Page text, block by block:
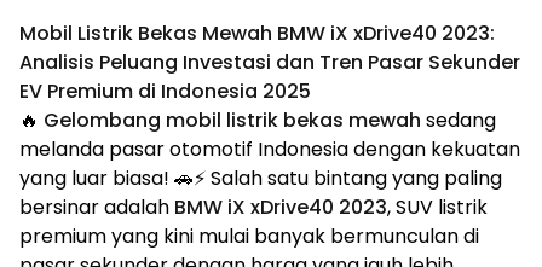
Mobil Listrik Bekas Mewah BMW iX xDrive40 2023:
Analisis Peluang Investasi dan Tren Pasar Sekunder
EV Premium di Indonesia 2025
🔥 Gelombang mobil listrik bekas mewah sedang
melanda pasar otomotif Indonesia dengan kekuatan
yang luar biasa! 🚗⚡ Salah satu bintang yang paling
bersinar adalah BMW iX xDrive40 2023, SUV listrik
premium yang kini mulai banyak bermunculan di